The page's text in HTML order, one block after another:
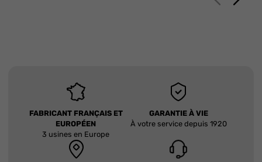
FABRICANT FRANÇAIS ET
EUROPÉEN
3 usines en Europe
GARANTIE À VIE
À votre service depuis 1920